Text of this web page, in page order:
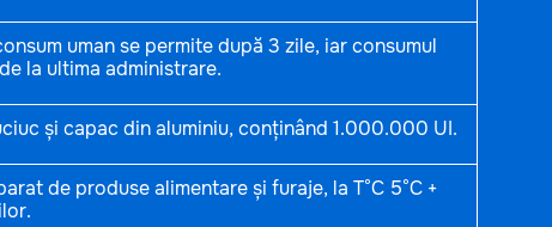
uman se permite după 3 zile, iar consumul
la ultima administrare.
și capac din aluminiu, conținând 1.000.000 UI.
de produse alimentare și furaje, la T°C 5°C +